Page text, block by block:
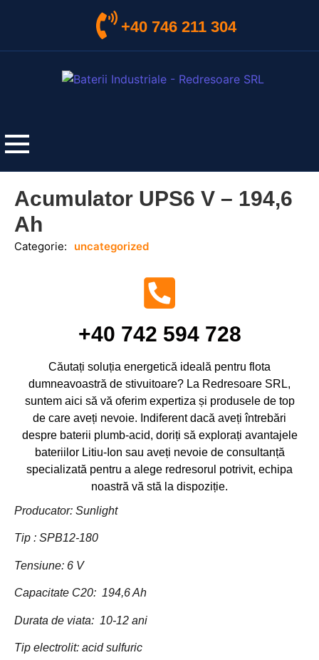
+40 746 211 304
Acumulator UPS6 V – 194,6
Ah
Categorie: uncategorized
+40 742 594 728
Căutați soluția energetică ideală pentru flota
dumneavoastră de stivuitoare? La Redresoare SRL,
suntem aici să vă oferim expertiza și produsele de top
de care aveți nevoie. Indiferent dacă aveți întrebări
despre baterii plumb-acid, doriți să explorați avantajele
bateriilor Litiu-Ion sau aveți nevoie de consultanță
specializată pentru a alege redresorul potrivit, echipa
noastră vă stă la dispoziție.
Producator: Sunlight
Tip : SPB12-180
Tensiune: 6 V
Capacitate C20: 194,6 Ah
Durata de viata: 10-12 ani
Tip electrolit: acid sulfuric